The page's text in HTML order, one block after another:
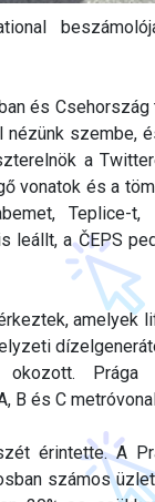
és
a
vonatok és a
leállt, a ČEPS
amelyek
okozott.
és C
érintette. A
számos